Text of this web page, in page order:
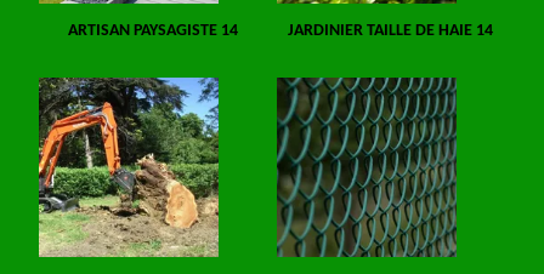
ARTISAN PAYSAGISTE 14 JARDINIER TAILLE DE HAIE 14